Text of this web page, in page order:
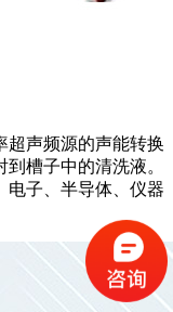
超声频源的声能转换
槽子中的清洗液。
电子、半导体、仪器